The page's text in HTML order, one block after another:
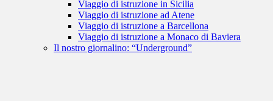
Viaggio di istruzione in Sicilia
Viaggio di istruzione ad Atene
Viaggio di istruzione a Barcellona
Viaggio di istruzione a Monaco di Baviera
Il nostro giornalino: “Underground”